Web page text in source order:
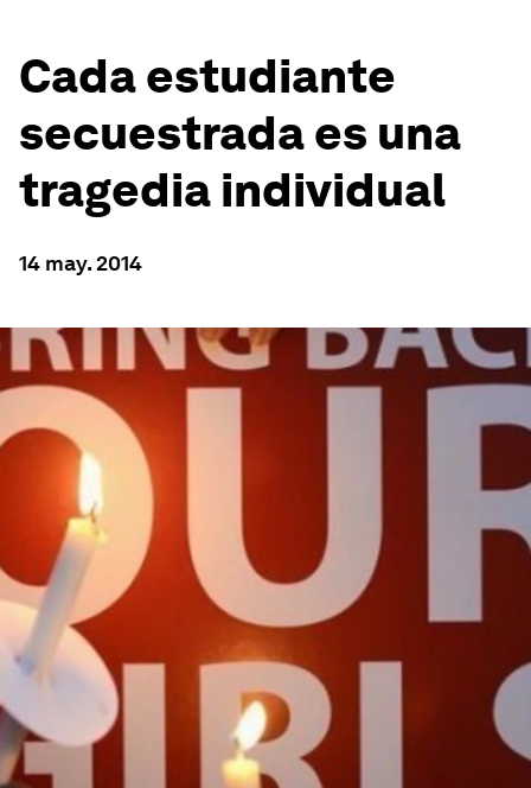
Cada estudiante
secuestrada es una
tragedia individual
14 may. 2014